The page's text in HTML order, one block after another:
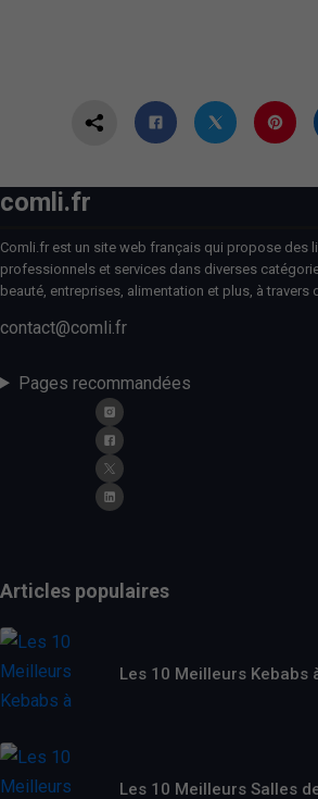
comli.fr
Comli.fr est un site web français qui propose des
professionnels et services dans diverses
beauté, entreprises, alimentation et plus, à travers
contact@comli.fr
Pages recommandées
Articles populaires
Les 10 Meilleurs Kebabs
Les 10 Meilleurs Salles